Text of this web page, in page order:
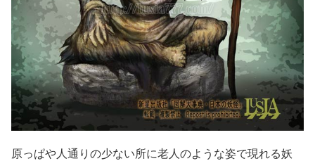
原っぱや人通りの少ない所に老人のような姿で現れる妖